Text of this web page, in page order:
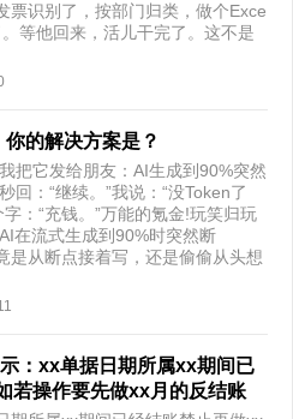
票识别了，按部门归类，做个Exce
等他回来，活儿干完了。这不是
的解决方案是？
把它发给朋友：AI生成到90%突然
回：“继续。”我说：“没Token了
：“充钱。”万能的氪金!玩笑归玩
在流式生成到90%时突然断
是从断点接着写，还是偷偷从头想
：xx单据日期所属xx期间已
若操作要先做xx月的反结账